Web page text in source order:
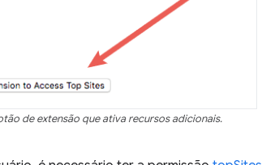
de extensão que ativa recursos adicionais.